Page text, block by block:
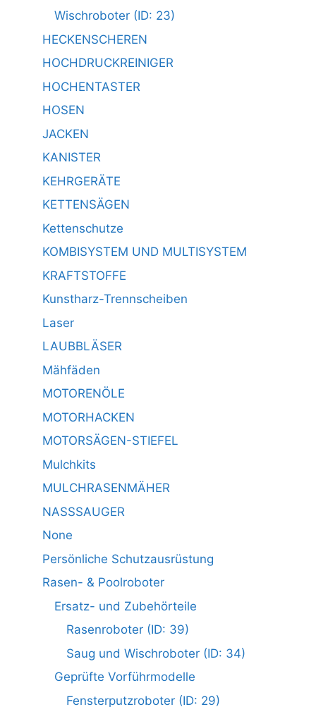
Wischroboter (ID: 23)
HECKENSCHEREN
HOCHDRUCKREINIGER
HOCHENTASTER
HOSEN
JACKEN
KANISTER
KEHRGERÄTE
KETTENSÄGEN
Kettenschutze
KOMBISYSTEM UND MULTISYSTEM
KRAFTSTOFFE
Kunstharz-Trennscheiben
Laser
LAUBBLÄSER
Mähfäden
MOTORENÖLE
MOTORHACKEN
MOTORSÄGEN-STIEFEL
Mulchkits
MULCHRASENMÄHER
NASSSAUGER
None
Persönliche Schutzausrüstung
Rasen- & Poolroboter
Ersatz- und Zubehörteile
Rasenroboter (ID: 39)
Saug und Wischroboter (ID: 34)
Geprüfte Vorführmodelle
Fensterputzroboter (ID: 29)